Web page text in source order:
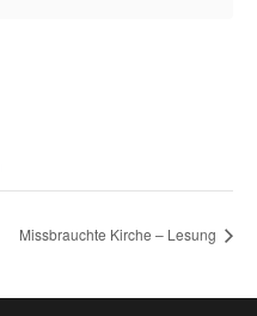
Missbrauchte Kirche – Lesung